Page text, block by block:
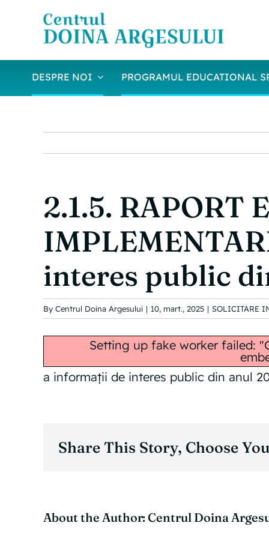
DESPRE NOI PROGRAMUL EDUCATIONAL
2.1.5. RAPORT
interes public
By Centrul Doina Argesului | 10, mart., 2025 | SOLICITARE
Setting up fake worker failed:
a informații de interes public din anul
Share This Story, Choose
About the Author:Centrul Doina
RAPORT